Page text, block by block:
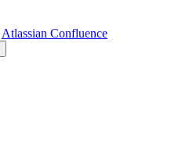
Atlassian Confluence